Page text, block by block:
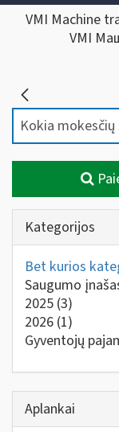
VMI Machine
VMI
Kategorijos
Bet kurios
Saugumo
2025 (3)
2026 (1)
Gyventojų
Aplankai